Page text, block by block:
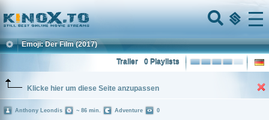
Home
Menu
Emoji: Der Film (2017)
0 Playlists
Trailer
Klicke hier um diese Seite anzupassen
Anthony Leondis ~ 86 min. Adventure 0